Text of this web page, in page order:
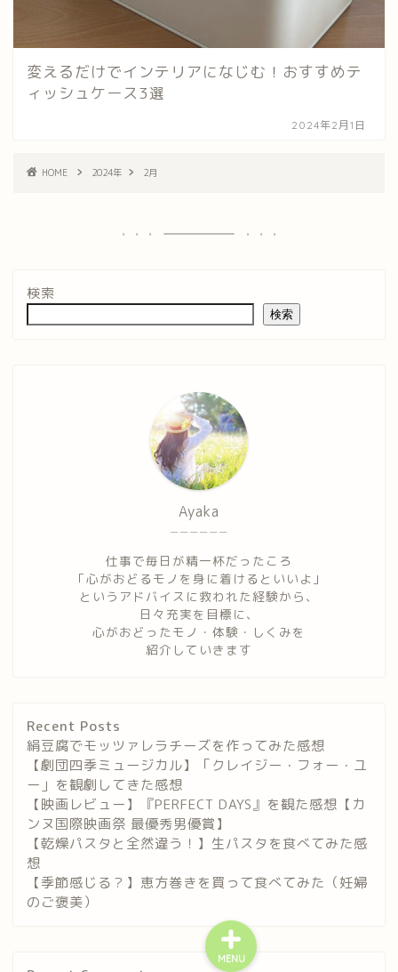
変えるだけでインテリアになじむ！おすすめテ
ィッシュケース3選
2024年2月1日
HOME 2024年 2月
検索
検索
ーーーーーー
Ayaka
仕事で毎日が精一杯だったころ
「心がおどるモノを身に着けるといいよ」
というアドバイスに救われた経験から、
日々充実を目標に、
心がおどったモノ・体験・しくみを
紹介していきます
Recent Posts
絹豆腐でモッツァレラチーズを作ってみた感想
【劇団四季ミュージカル】「クレイジー・フォー・ユ
ー」を観劇してきた感想
【映画レビュー】『PERFECT DAYS』を観た感想【カ
ンヌ国際映画祭 最優秀男優賞】
【乾燥パスタと全然違う！】生パスタを食べてみた感
想
【季節感じる？】恵方巻きを買って食べてみた（妊婦
のご褒美）
MENU